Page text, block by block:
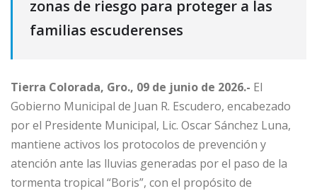
zonas de riesgo para proteger a las
familias escuderenses
Tierra Colorada, Gro., 09 de junio de 2026.- El
Gobierno Municipal de Juan R. Escudero, encabezado
por el Presidente Municipal, Lic. Oscar Sánchez Luna,
mantiene activos los protocolos de prevención y
atención ante las lluvias generadas por el paso de la
tormenta tropical “Boris”, con el propósito de